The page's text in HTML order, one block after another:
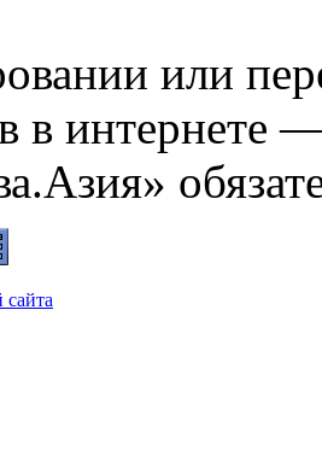
или
в интернете